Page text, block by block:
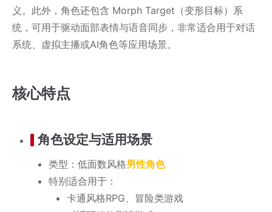
义。此外，角色还包含 Morph Target（变形目标）系
统，可用于驱动面部表情与语音同步，非常适合用于对话
系统、虚拟主播或AI角色等应用场景。
核心特点
角色设定与适用场景
类型：低面数风格男性角色
特别适合用于：
卡通风格RPG、冒险类游戏